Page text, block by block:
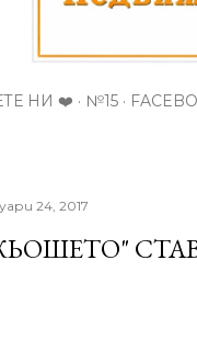
НИ ❤️ №15
24, 2017